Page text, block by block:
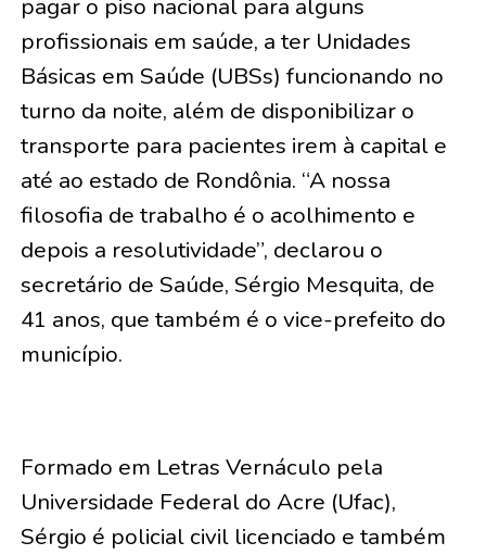
pagar o piso nacional para alguns
profissionais em saúde, a ter Unidades
Básicas em Saúde (UBSs) funcionando no
turno da noite, além de disponibilizar o
transporte para pacientes irem à capital e
até ao estado de Rondônia. “A nossa
filosofia de trabalho é o acolhimento e
depois a resolutividade”, declarou o
secretário de Saúde, Sérgio Mesquita, de
41 anos, que também é o vice-prefeito do
município.
Formado em Letras Vernáculo pela
Universidade Federal do Acre (Ufac),
Sérgio é policial civil licenciado e também